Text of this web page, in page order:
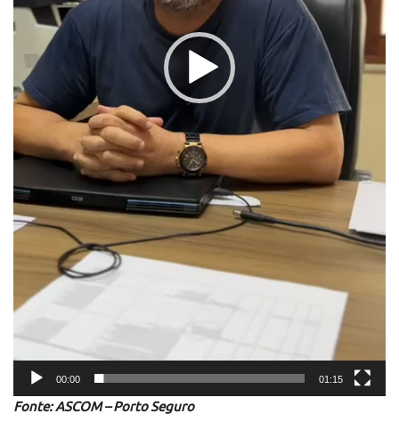
00:00 01:15
Fonte: ASCOM – Porto Seguro